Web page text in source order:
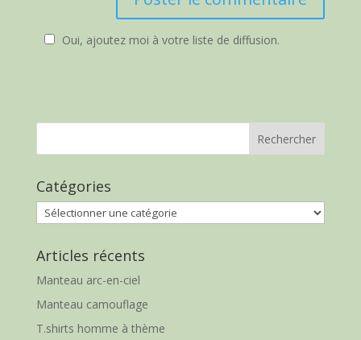
Oui, ajoutez moi à votre liste de diffusion.
Catégories
Catégories
Articles récents
Manteau arc-en-ciel
Manteau camouflage
T.shirts homme à thème